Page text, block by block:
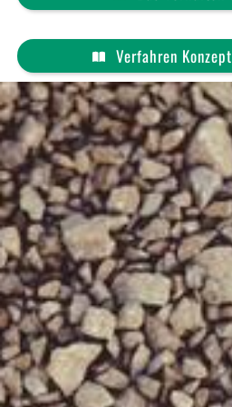
BLEND
Aktuelles
TEST-
Veranstaltungen
Verfahren